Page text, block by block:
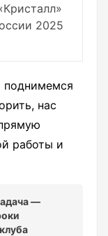
2025
поднимемся
нас
работы и
—